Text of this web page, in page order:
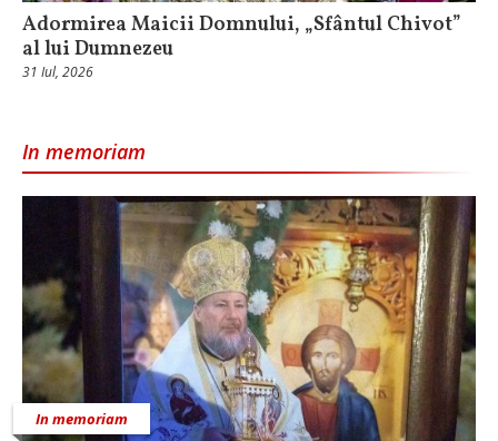
Adormirea Maicii Domnului, „Sfântul Chivot”
al lui Dumnezeu
31 Iul, 2026
In memoriam
In memoriam